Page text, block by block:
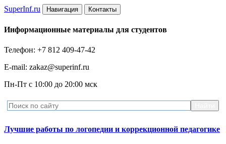
SuperInf.ru Навигация Контакты
Информационные материалы для студентов
Телефон: +7 812 409-47-42
E-mail: zakaz@superinf.ru
Пн-Пт с 10:00 до 20:00 мск
Лучшие работы по логопедии и коррекционной педагогике